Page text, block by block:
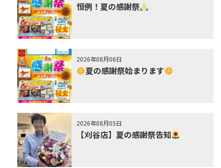
恒例！夏の感謝祭
2026年08月06日
夏の感謝祭始まります
2026年08月05日
【刈谷店】夏の感謝祭告知